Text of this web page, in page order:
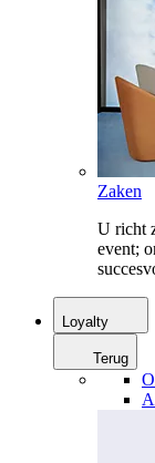
Zaken
U richt
event;
Loyalty
Terug